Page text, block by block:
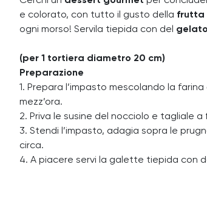
e colorato, con tutto il gusto della frutta
ogni morso! Servila tiepida con del
(per 1 tortiera diametro 20 cm)
Preparazione
1. Prepara l’impasto mescolando la
mezz’ora.
2. Priva le susine del nocciolo e tagliale
3. Stendi l’impasto, adagia sopra le
circa.
4. A piacere servi la galette tiepida con